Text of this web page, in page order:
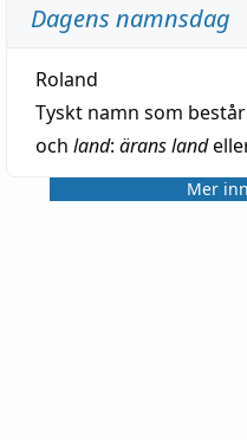
Dagens namnsdag
Roland
Tyskt namn som
och land: ärans land
Mer